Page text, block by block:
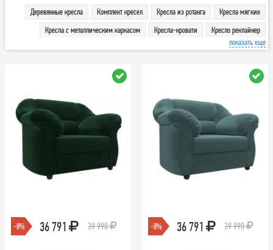
Деревянные кресла Комплект кресел Кресла из ротанга
Кресла мягкие
Кресла с металлическим каркасом
Кресла-кровати
Кресло реклайнер
показать еще
-8% 36 791 39 990 -8% 36 791 39 990